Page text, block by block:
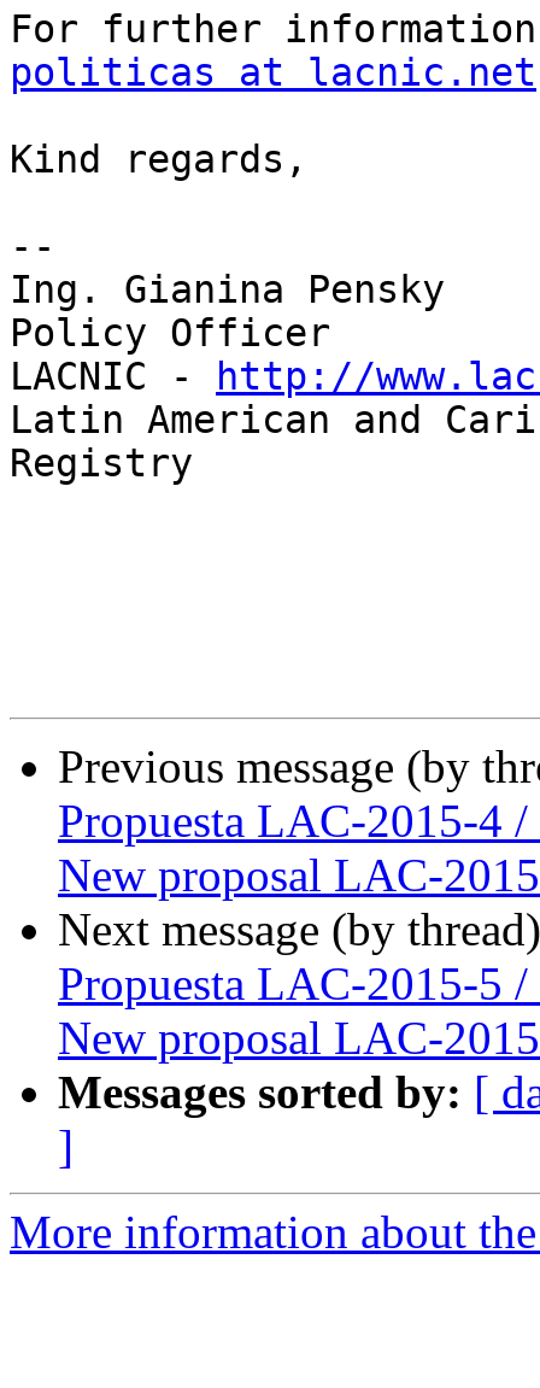
For further
politicas at lacnic.net
Kind regards,
--
Ing. Gianina Pensky
Policy Officer
LACNIC -
http://
Latin American and
Registry
Previous message (by
Propuesta LAC-2015-4
New proposal LAC-
Next message (by
Propuesta LAC-2015-5
New proposal LAC-
Messages sorted by: [
]
More information about